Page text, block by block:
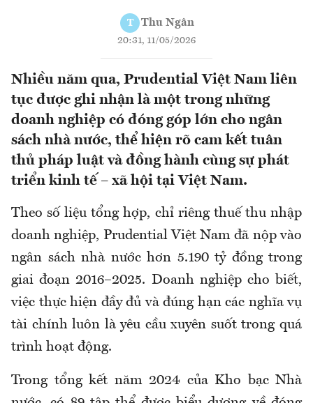
T Thu Ngân
20:31, 11/05/2026
Nhiều năm qua, Prudential Việt Nam liên
tục được ghi nhận là một trong những
doanh nghiệp có đóng góp lớn cho ngân
sách nhà nước, thể hiện rõ cam kết tuân
thủ pháp luật và đồng hành cùng sự phát
triển kinh tế – xã hội tại Việt Nam.
Theo số liệu tổng hợp, chỉ riêng thuế thu nhập
doanh nghiệp, Prudential Việt Nam đã nộp vào
ngân sách nhà nước hơn 5.190 tỷ đồng trong
giai đoạn 2016–2025. Doanh nghiệp cho biết,
việc thực hiện đầy đủ và đúng hạn các nghĩa vụ
tài chính luôn là yêu cầu xuyên suốt trong quá
trình hoạt động.
Trong tổng kết năm 2024 của Kho bạc Nhà